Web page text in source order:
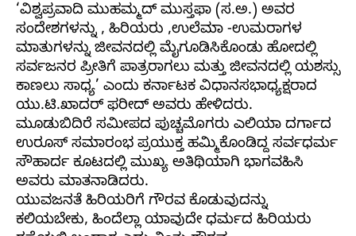
‘ವಿಶ್ವಪ್ರವಾದಿ ಮುಹಮ್ಮದ್ ಮುಸ್ತಫಾ (ಸ.ಅ.) ಅವರ
ಸಂದೇಶಗಳನ್ನು , ಹಿರಿಯರು ,ಉಲೆಮಾ -ಉಮರಾಗಳ
ಮಾತುಗಳನ್ನು ಜೀವನದಲ್ಲಿ ಮೈಗೂಡಿಸಿಕೊಂಡು ಹೋದಲ್ಲಿ
ಸರ್ವಜನರ ಪ್ರೀತಿಗೆ ಪಾತ್ರರಾಗಲು ಮತ್ತು ಜೀವನದಲ್ಲಿ ಯಶಸ್ಸು
ಕಾಣಲು ಸಾಧ್ಯ’ ಎಂದು ಕರ್ನಾಟಕ ವಿಧಾನಸಭಾಧ್ಯಕ್ಷರಾದ
ಯು.ಟಿ.ಖಾದರ್ ಫರೀದ್ ಅವರು ಹೇಳಿದರು.
ಮೂಡುಬಿದಿರೆ ಸಮೀಪದ ಪುಚ್ಚಮೊಗರು ಎಲಿಯಾ ದರ್ಗಾದ
ಉರೂಸ್ ಸಮಾರಂಭ ಪ್ರಯುಕ್ತ ಹಮ್ಮಿಕೊಂಡಿದ್ದ ಸರ್ವಧರ್ಮ
ಸೌಹಾರ್ದ ಕೂಟದಲ್ಲಿ ಮುಖ್ಯ ಅತಿಥಿಯಾಗಿ ಭಾಗವಹಿಸಿ
ಅವರು ಮಾತನಾಡಿದರು.
ಯುವಜನತೆ ಹಿರಿಯರಿಗೆ ಗೌರವ ಕೊಡುವುದನ್ನು
ಕಲಿಯಬೇಕು, ಹಿಂದೆಲ್ಲಾ ಯಾವುದೇ ಧರ್ಮದ ಹಿರಿಯರು